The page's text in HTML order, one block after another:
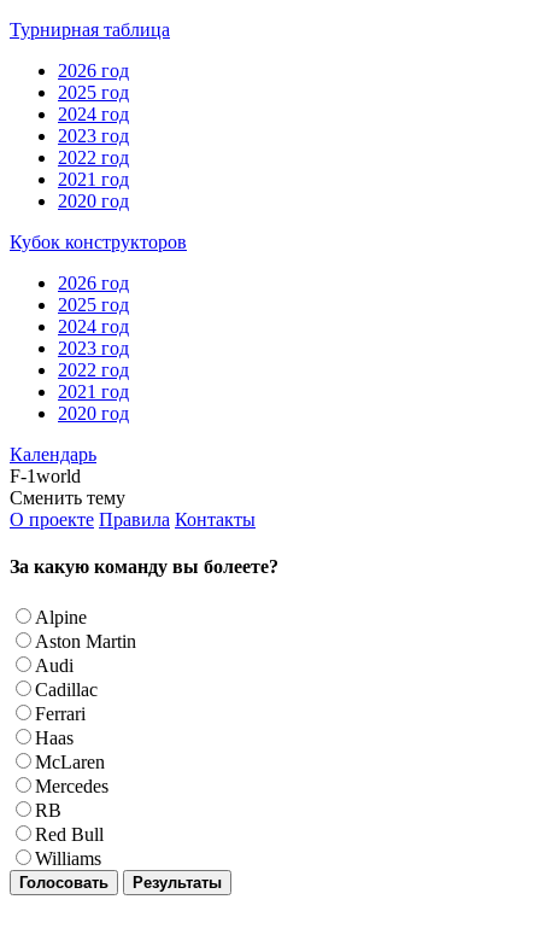
Турнирная таблица
2026 год
2025 год
2024 год
2023 год
2022 год
2021 год
2020 год
Кубок конструкторов
2026 год
2025 год
2024 год
2023 год
2022 год
2021 год
2020 год
Календарь
F-1world
Сменить тему
О проекте Правила Контакты
За какую команду вы болеете?
Alpine
Aston Martin
Audi
Cadillac
Ferrari
Haas
McLaren
Mercedes
RB
Red Bull
Williams
Голосовать Результаты